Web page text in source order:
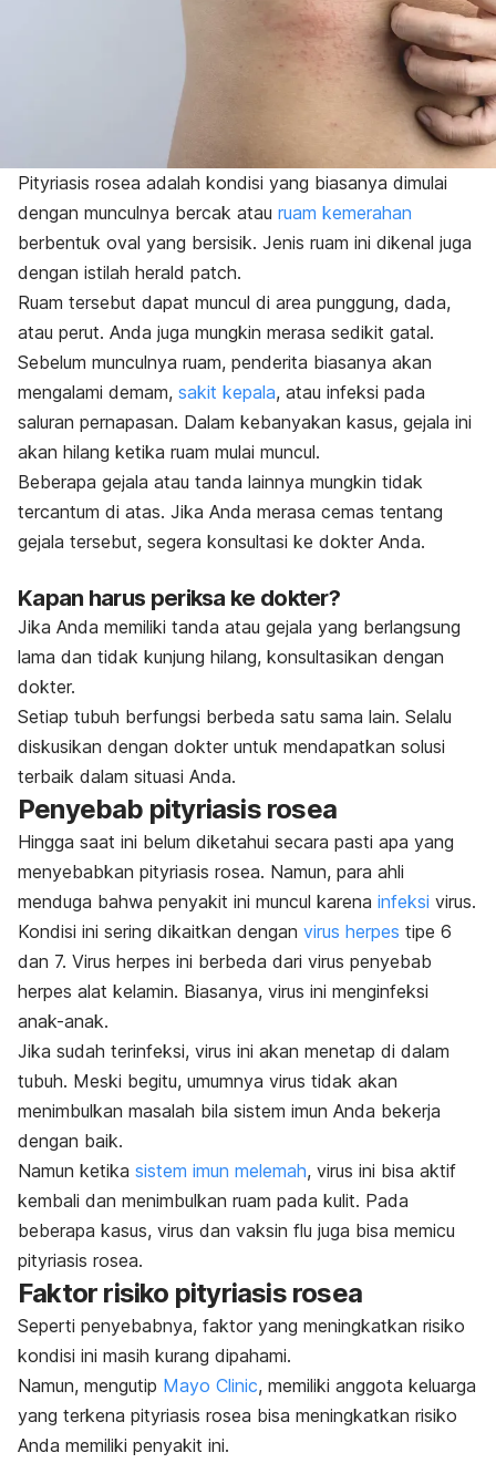
Pityriasis rosea adalah kondisi yang biasanya dimulai
dengan munculnya bercak atau ruam kemerahan
berbentuk oval yang bersisik. Jenis ruam ini dikenal juga
dengan istilah herald patch.
Ruam tersebut dapat muncul di area punggung, dada,
atau perut. Anda juga mungkin merasa sedikit gatal.
Sebelum munculnya ruam, penderita biasanya akan
mengalami demam, sakit kepala, atau infeksi pada
saluran pernapasan. Dalam kebanyakan kasus, gejala ini
akan hilang ketika ruam mulai muncul.
Beberapa gejala atau tanda lainnya mungkin tidak
tercantum di atas. Jika Anda merasa cemas tentang
gejala tersebut, segera konsultasi ke dokter Anda.
Kapan harus periksa ke dokter?
Jika Anda memiliki tanda atau gejala yang berlangsung
lama dan tidak kunjung hilang, konsultasikan dengan
dokter.
Setiap tubuh berfungsi berbeda satu sama lain. Selalu
diskusikan dengan dokter untuk mendapatkan solusi
terbaik dalam situasi Anda.
Penyebab pityriasis rosea
Hingga saat ini belum diketahui secara pasti apa yang
menyebabkan pityriasis rosea. Namun, para ahli
menduga bahwa penyakit ini muncul karena infeksi virus.
Kondisi ini sering dikaitkan dengan virus herpes tipe 6
dan 7. Virus herpes ini berbeda dari virus penyebab
herpes alat kelamin. Biasanya, virus ini menginfeksi
anak-anak.
Jika sudah terinfeksi, virus ini akan menetap di dalam
tubuh. Meski begitu, umumnya virus tidak akan
menimbulkan masalah bila sistem imun Anda bekerja
dengan baik.
Namun ketika sistem imun melemah, virus ini bisa aktif
kembali dan menimbulkan ruam pada kulit. Pada
beberapa kasus, virus dan vaksin flu juga bisa memicu
pityriasis rosea.
Faktor risiko pityriasis rosea
Seperti penyebabnya, faktor yang meningkatkan risiko
kondisi ini masih kurang dipahami.
Namun, mengutip Mayo Clinic, memiliki anggota keluarga
yang terkena pityriasis rosea bisa meningkatkan risiko
Anda memiliki penyakit ini.